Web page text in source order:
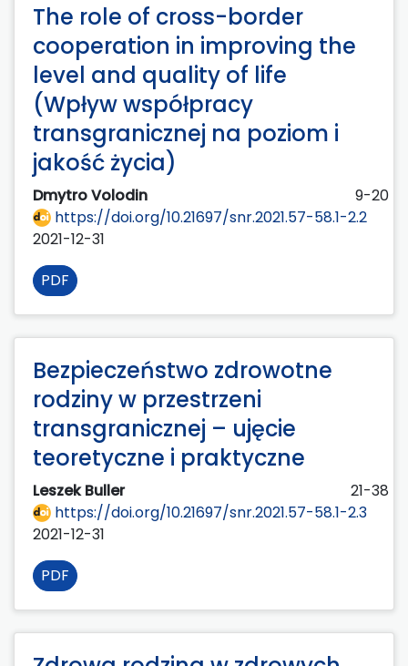
The role of cross-border
cooperation in improving the
level and quality of life
(Wpływ współpracy
transgranicznej na poziom i
jakość życia)
Dmytro Volodin
9-20
https://doi.org/10.21697/snr.2021.57-58.1-2.2
2021-12-31
PDF
Bezpieczeństwo zdrowotne
rodziny w przestrzeni
transgranicznej – ujęcie
teoretyczne i praktyczne
Leszek Buller
21-38
https://doi.org/10.21697/snr.2021.57-58.1-2.3
2021-12-31
PDF